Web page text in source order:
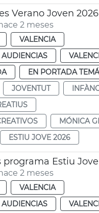
2 meses
VALENCIA
EN PORTADA
JOVENTUT
MÓNICA
ESTIU JOVE 2026
2 meses
VALENCIA